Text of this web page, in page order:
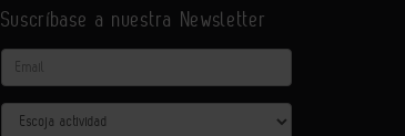
Suscríbase a nuestra Newsletter
Email
Actividad